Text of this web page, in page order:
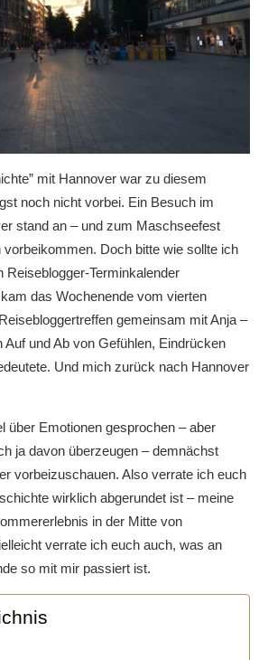
mit Hannover war zu diesem
noch nicht vorbei. Ein Besuch im
stand an – und zum Maschseefest
Doch bitte wie sollte ich
Reiseblogger-Terminkalender
das Wochenende vom vierten
gemeinsam mit Anja –
und Ab von Gefühlen, Eindrücken
Und mich zurück nach Hannover
über Emotionen gesprochen – aber
ja davon überzeugen – demnächst
vorbeizuschauen. Also verrate ich euch
wirklich abgerundet ist – meine
in der Mitte von
verrate ich euch auch, was an
so mit mir passiert ist.